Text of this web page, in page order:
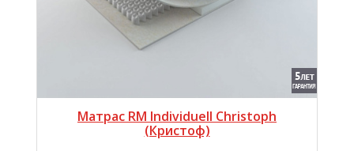
Матрас RM Individuell Christoph
(Кристоф)